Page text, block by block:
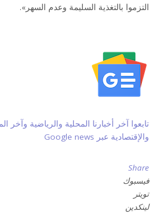
التزموا بالتغذية السليمة وعدم السهر».
تابعوا آخر أخبارنا المحلية والرياضية وآخر
والإقتصادية عبر Google news
Share
فيسبوك
تويتر
لينكدين